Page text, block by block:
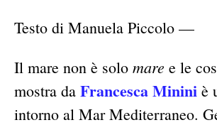
Testo di Manuela Piccolo —
Il mare non è solo mare e le
mostra da Francesca Minini è
intorno al Mar Mediterraneo.